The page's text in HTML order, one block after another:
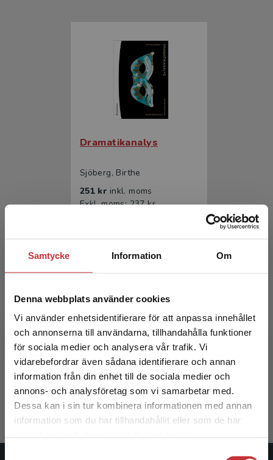
Samtycke Information Om
Denna webbplats använder cookies
Vi använder enhetsidentifierare för att anpassa innehållet
och annonserna till användarna, tillhandahålla funktioner
för sociala medier och analysera vår trafik. Vi
vidarebefordrar även sådana identifierare och annan
information från din enhet till de sociala medier och
annons- och analysföretag som vi samarbetar med.
Dessa kan i sin tur kombinera informationen med annan
information som du har tillhandahållit eller som de har
Begränsad fraktregion
Det verkar som att du besöker
studentlitteratur.se via en enhet utanför Sverige.
Vi erbjuder inte leveranser utanför Sverige. För
Dramatikanalys
Sjöberg, Birthe
251 kr inkl. moms
Exkl. moms: 237 kr
Världsdramatik 4
393 krinkl. moms
Exkl. moms: 371 kr